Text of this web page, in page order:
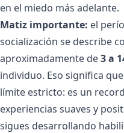
en el miedo más adelante.
Matiz importante: el
socialización se describe
aproximadamente de3 a
individuo. Eso significa
límite estricto: es un
experiencias suaves y
sigues desarrollando